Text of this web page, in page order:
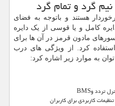
گرد و تمام گرد
هستند و باتوجه به فضای
کامل و یا قوسی از یک دایره
مادون قرمز در آن ها برای
کرد. از ویژگی های درب
به موارد زیر اشاره کرد:
تردد وBMS
کاربردی برای کاربران